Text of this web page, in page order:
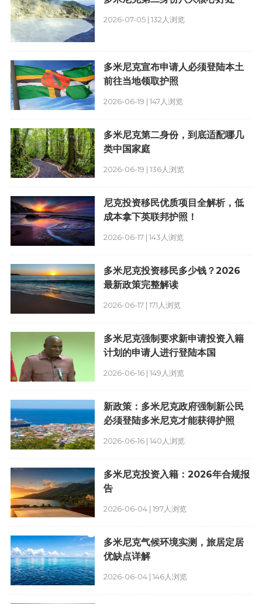
2026-07-05 | 132人浏览
2026-06-19 | 147人浏览
多米尼克宣布申请人必须登陆本土
前往当地领取护照
2026-06-19 | 136人浏览
多米尼克第二身份，到底适配哪几
类中国家庭
2026-06-17 | 143人浏览
尼克投资移民优质项目全解析，低
成本拿下英联邦护照！
2026-06-17 | 171人浏览
多米尼克投资移民多少钱？2026
最新政策完整解读
2026-06-16 | 149人浏览
多米尼克强制要求新申请投资入籍
计划的申请人进行登陆本国
2026-06-16 | 140人浏览
新政策：多米尼克政府强制新公民
必须登陆多米尼克才能获得护照
2026-06-04 | 197人浏览
多米尼克投资入籍：2026年合规报
告
2026-06-04 | 146人浏览
多米尼克气候环境实测，旅居定居
优缺点详解